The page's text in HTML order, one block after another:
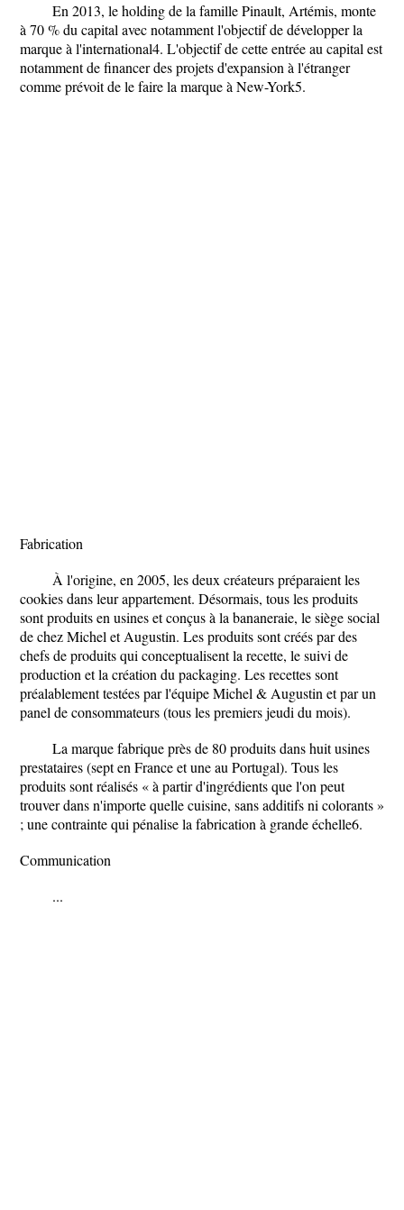
En 2013, le holding de la famille Pinault, Artémis, monte
à 70 % du capital avec notamment l'objectif de développer la
marque à l'international4. L'objectif de cette entrée au capital est
notamment de financer des projets d'expansion à l'étranger
comme prévoit de le faire la marque à New-York5.
Fabrication
À l'origine, en 2005, les deux créateurs préparaient les
cookies dans leur appartement. Désormais, tous les produits
sont produits en usines et conçus à la bananeraie, le siège social
de chez Michel et Augustin. Les produits sont créés par des
chefs de produits qui conceptualisent la recette, le suivi de
production et la création du packaging. Les recettes sont
préalablement testées par l'équipe Michel & Augustin et par un
panel de consommateurs (tous les premiers jeudi du mois).
La marque fabrique près de 80 produits dans huit usines
prestataires (sept en France et une au Portugal). Tous les
produits sont réalisés « à partir d'ingrédients que l'on peut
trouver dans n'importe quelle cuisine, sans additifs ni colorants »
; une contrainte qui pénalise la fabrication à grande échelle6.
Communication
...